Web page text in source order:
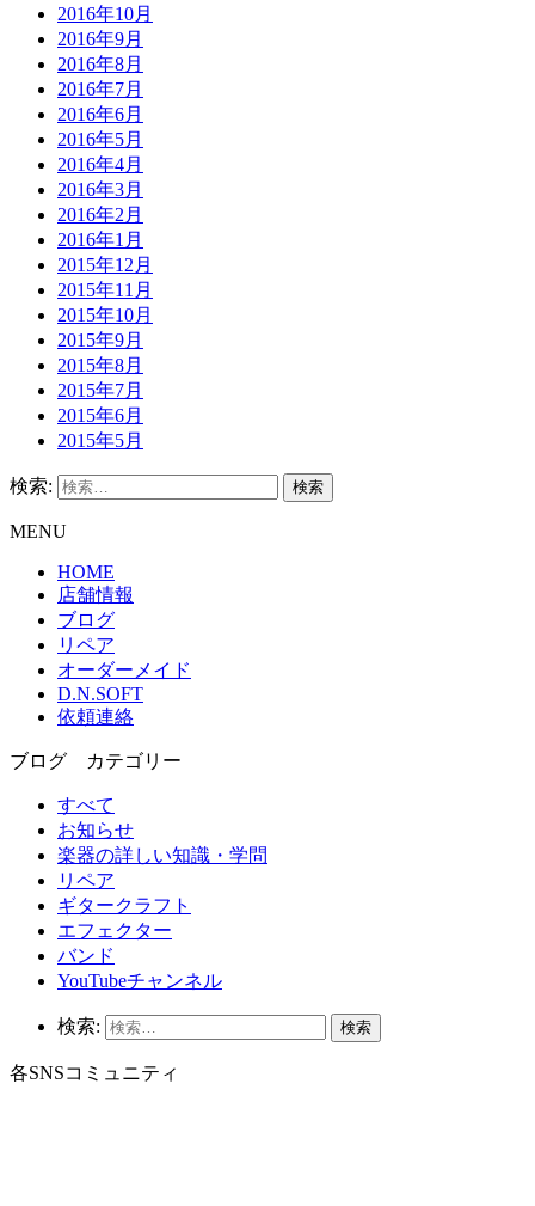
2016年10月
2016年9月
2016年8月
2016年7月
2016年6月
2016年5月
2016年4月
2016年3月
2016年2月
2016年1月
2015年12月
2015年11月
2015年10月
2015年9月
2015年8月
2015年7月
2015年6月
2015年5月
検索:
MENU
HOME
店舗情報
ブログ
リペア
オーダーメイド
D.N.SOFT
依頼連絡
ブログ カテゴリー
すべて
お知らせ
楽器の詳しい知識・学問
リペア
ギタークラフト
エフェクター
バンド
YouTubeチャンネル
検索:
各SNSコミュニティ